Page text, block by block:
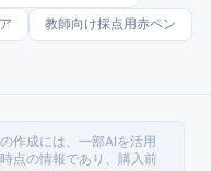
教師向け採点用赤ペン
作成には、一部AIを活用
点の情報であり、購入前